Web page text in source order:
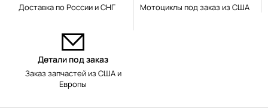
Доставка по России и СНГ Мотоциклы под заказ из США
Детали под заказ
Заказ запчастей из США и
Европы